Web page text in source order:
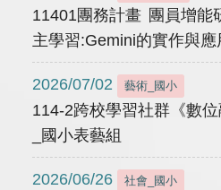
11401團務計畫 團員增能
主學習:Gemini的實作與應
2026/07/02 藝術_國小
114-2跨校學習社群《數位
_國小表藝組
2026/06/26 社會_國小